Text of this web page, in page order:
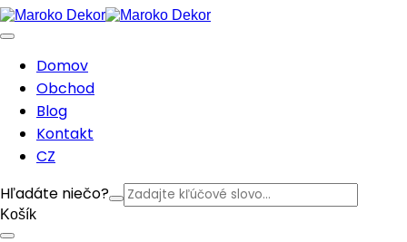
Domov
Obchod
Blog
Kontakt
CZ
Hľadáte niečo?
Košík